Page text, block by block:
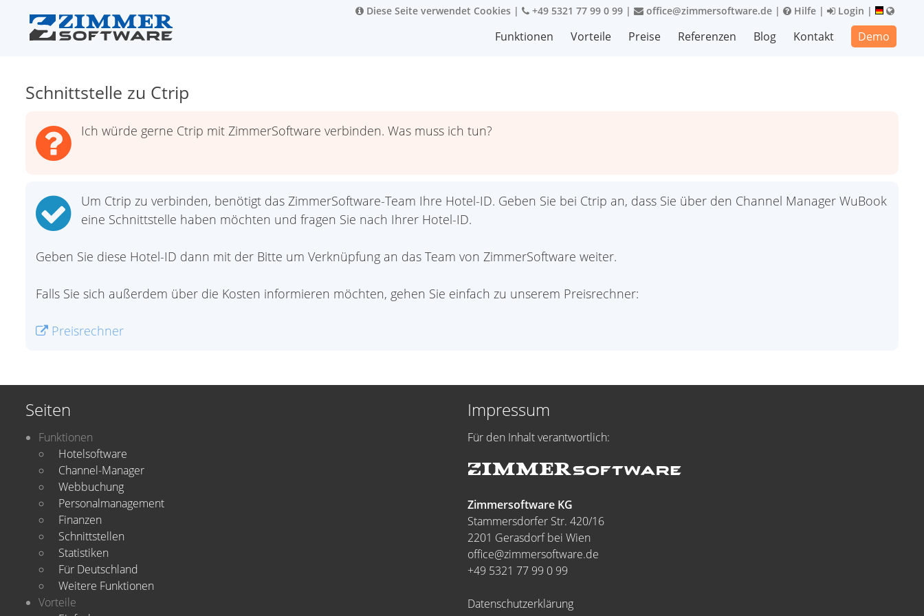
Diese Seite verwendet Cookies | +49 5321 77 99 0 99 | office@zimmersoftware.de | Hilfe | Login |
Funktionen Vorteile Preise Referenzen Blog Kontakt Demo
Schnittstelle zu Ctrip
Ich würde gerne Ctrip mit ZimmerSoftware verbinden. Was muss ich tun?
Um Ctrip zu verbinden, benötigt das ZimmerSoftware-Team Ihre Hotel-ID. Geben Sie bei Ctrip an, dass Sie über den Channel Manager WuBook
eine Schnittstelle haben möchten und fragen Sie nach Ihrer Hotel-ID.
Geben Sie diese Hotel-ID dann mit der Bitte um Verknüpfung an das Team von ZimmerSoftware weiter.
Falls Sie sich außerdem über die Kosten informieren möchten, gehen Sie einfach zu unserem Preisrechner:
Preisrechner
Seiten
Funktionen
Hotelsoftware
Channel-Manager
Webbuchung
Personalmanagement
Finanzen
Schnittstellen
Statistiken
Für Deutschland
Weitere Funktionen
Vorteile
Impressum
Für den Inhalt verantwortlich:
Zimmersoftware KG
Stammersdorfer Str. 420/16
2201 Gerasdorf bei Wien
office@zimmersoftware.de
+49 5321 77 99 0 99
Datenschutzerklärung